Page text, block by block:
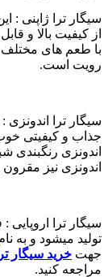
سیگار ترا ژاپنی :
از کیفیت بالا و
با طعم های
رویت است.
سیگار ترا اندونزی
جذاب و کیفیتی
اندونزی رنگبندی
اندونزی نیز
سیگار ترا
تولید میشود و به
جهت خرید سیگار ترا
مراجعه کنید.